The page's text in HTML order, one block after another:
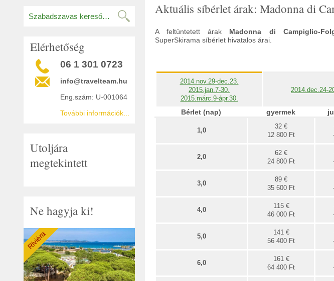
Elérhetőség
06 1 301 0723
info@travelteam.hu
Eng.szám: U-001064
További információk...
Utoljára
megtekintett
Ne hagyja ki!
Riviéra
Aktuális síbérlet árak: Madonna di
A feltüntetett árak Madonna di Campiglio-
SuperSkirama síbérlet hivatalos árai.
2014.nov.29-dec.23.
2015.jan.7-30.
2015.márc.9-ápr.30.
2014.dec.24-
Bérlet (nap) gyermek
1,0
32 €
12 800 Ft
2,0
62 €
24 800 Ft
3,0
89 €
35 600 Ft
4,0
115 €
46 000 Ft
5,0
141 €
56 400 Ft
6,0
161 €
64 400 Ft